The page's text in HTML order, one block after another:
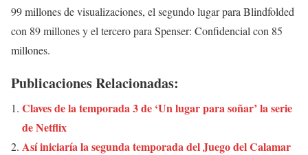
99 millones de visualizaciones, el segundo lugar para Blindfolded
con 89 millones y el tercero para Spenser: Confidencial con 85
millones.
Publicaciones Relacionadas:
Claves de la temporada 3 de ‘Un lugar para soñar’ la serie
de Netflix
Así iniciaría la segunda temporada del Juego del Calamar